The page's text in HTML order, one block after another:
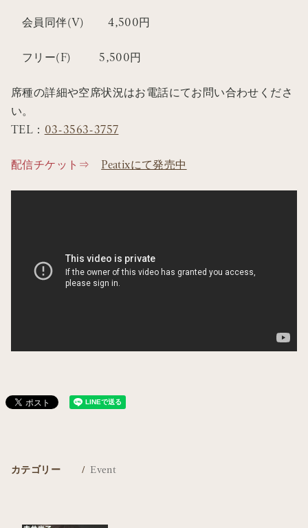
会員同伴(V) 4,500円
フリー(F) 5,500円
席種の詳細や空席状況はお電話にてお問い合わせくださ
い。
TEL： 03-3563-3757
配信チケット⇒Peatixにて発売中
カテゴリー Event